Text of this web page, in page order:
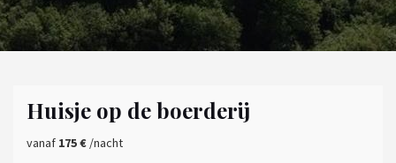
Huisje op de boerderij
vanaf 175 € /nacht